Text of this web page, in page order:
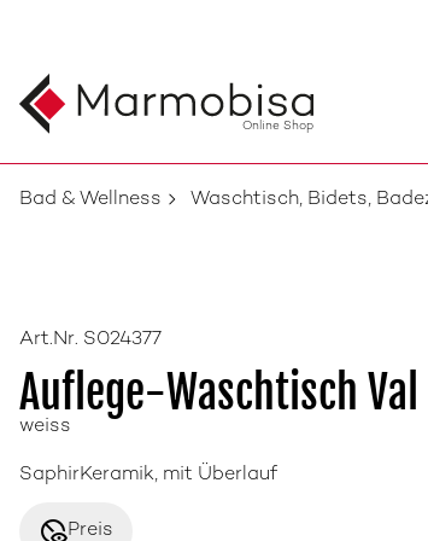
Online Shop
Bad & Wellness Waschtisch, Bidets,
Art.Nr. S024377
Auflege-Waschtisch Val
weiss
SaphirKeramik, mit Überlauf
disabled_visiblePreis